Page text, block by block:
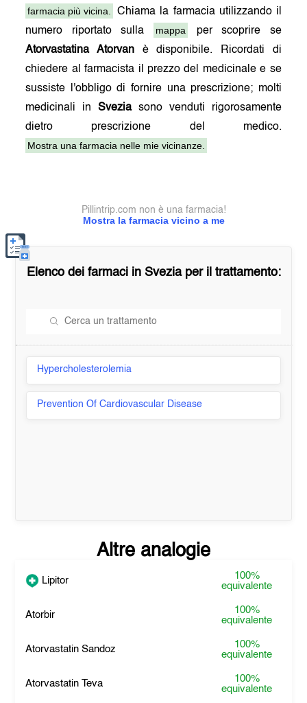
farmacia più vicina.
Chiama la farmacia utilizzando il
numero riportato sulla
mappa
per scoprire se
Atorvastatina Atorvan è disponibile. Ricordati di
chiedere al farmacista il prezzo del medicinale e se
sussiste l'obbligo di fornire una prescrizione; molti
medicinali inSveziasono venduti rigorosamente
dietro prescrizione del medico.
Mostra una farmacia nelle mie vicinanze.
Mostra la farmacia vicino a me
Pillintrip.com non è una farmacia!
Elenco dei farmaci in Sveziaper il trattamento:
Hypercholesterolemia
Prevention Of Cardiovascular Disease
Altre analogie
Lipitor
100%
equivalente
Atorbir
100%
equivalente
Atorvastatin Sandoz
100%
equivalente
Atorvastatin Teva
100%
equivalente